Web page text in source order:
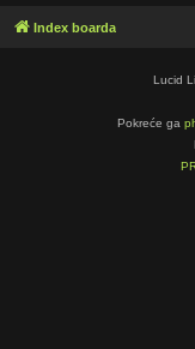
Index boarda
Lucid
Pokreće ga